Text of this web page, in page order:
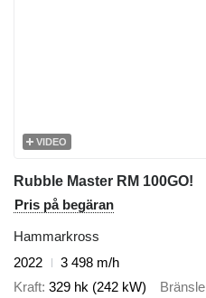
VIDEO
Rubble Master RM 100GO!
Pris på begäran
Hammarkross
2022
3 498 m/h
Kraft 329 hk (242 kW) Bränsle